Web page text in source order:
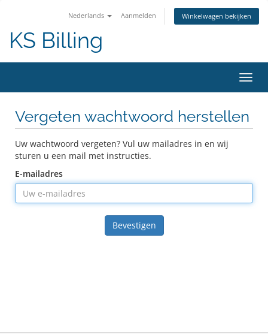
Nederlands Aanmelden Winkelwagen bekijken
KS Billing
in-/
Vergeten wachtwoord herstellen
Uw wachtwoord vergeten? Vul uw mailadres in en wij
sturen u een mail met instructies.
E-mailadres
Bevestigen